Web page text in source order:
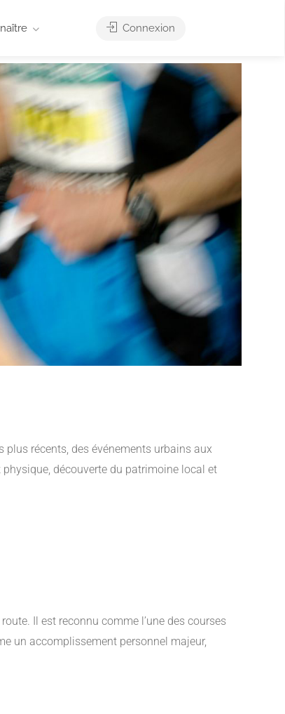
Connexion
récents, des événements urbains aux
découverte du patrimoine local et
Il est reconnu comme l’une des courses
un accomplissement personnel majeur,